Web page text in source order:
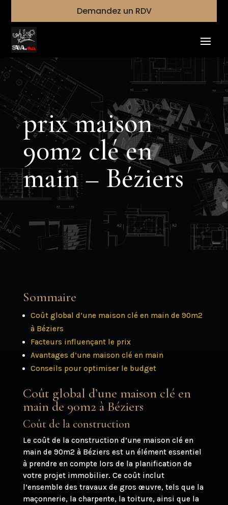
Demandez un RDV
prix maison
90m2 clé en
main – Béziers
Sommaire
Coût global d’une maison clé en main de 90m2
à Béziers
Facteurs influençant le prix
Avantages d’une maison clé en main
Conseils pour optimiser le budget
Coût global d’une maison clé en
main de 90m2 à Béziers
Coût de la construction
Le coût de la construction d’une maison clé en
main de 90m2 à Béziers est un élément essentiel
à prendre en compte lors de la planification de
votre projet immobilier. Ce coût inclut
l’ensemble des travaux de gros œuvre, tels que la
maçonnerie, la charpente, la toiture, ainsi que la